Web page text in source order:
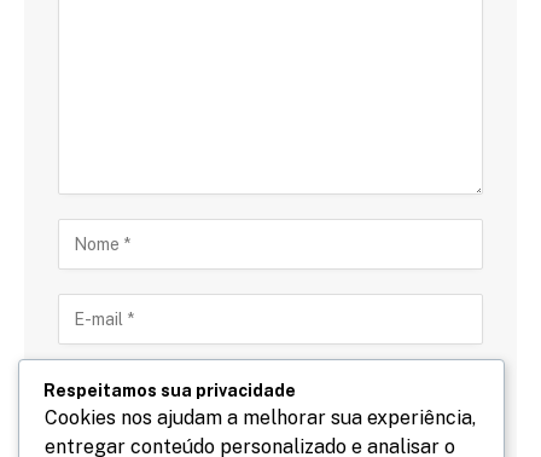
Respeitamos sua privacidade
Cookies nos ajudam a melhorar sua experiência,
entregar conteúdo personalizado e analisar o